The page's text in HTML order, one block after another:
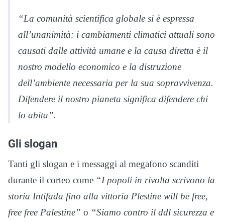
“La comunità scientifica globale si è espressa
all’unanimità: i cambiamenti climatici attuali sono
causati dalle attività umane e la causa diretta è il
nostro modello economico e la distruzione
dell’ambiente necessaria per la sua sopravvivenza.
Difendere il nostro pianeta significa difendere chi
lo abita”.
Gli slogan
Tanti gli slogan e i messaggi al megafono scanditi
durante il corteo come “I popoli in rivolta scrivono la
storia Intifada fino alla vittoria Plestine will be free,
free free Palestine” o “Siamo contro il ddl sicurezza e